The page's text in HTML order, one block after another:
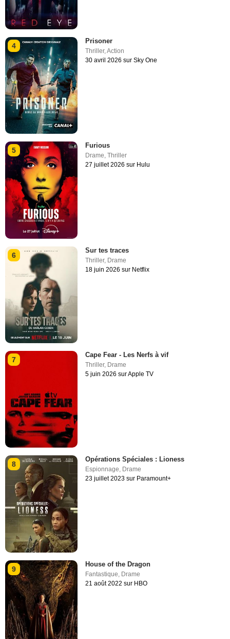
4
Prisoner
Thriller,Action
30 avril 2026 sur Sky One
5
Furious
Drame,Thriller
27 juillet 2026 sur Hulu
6
Sur tes traces
Thriller, Drame
18 juin 2026 sur Netflix
7
Cape Fear - Les Nerfs à vif
Thriller, Drame
5 juin 2026 sur Apple TV
8
Opérations Spéciales : Lioness
Espionnage, Drame
23 juillet 2023 sur Paramount+
9
House of the Dragon
Fantastique Drame
21 août 2022 sur HBO